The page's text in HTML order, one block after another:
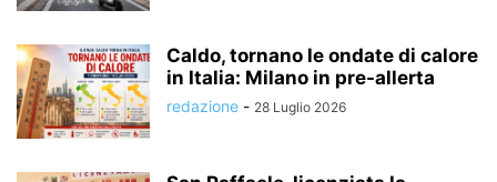
Caldo, tornano le ondate di calore
in Italia: Milano in pre-allerta
redazione - 28 Luglio 2026